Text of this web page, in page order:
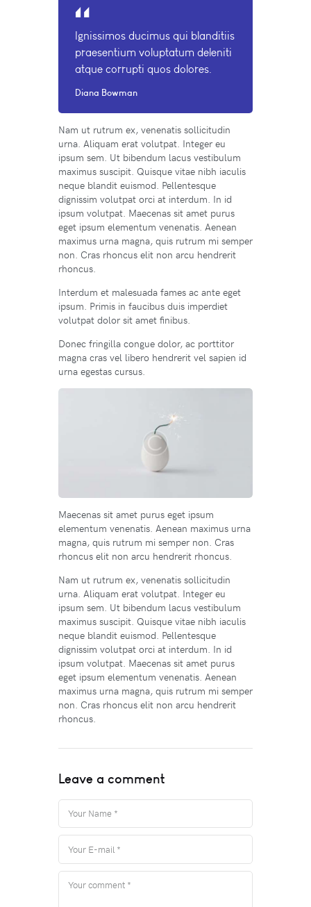
Ignissimos ducimus qui blanditiis
praesentium voluptatum deleniti
atque corrupti quos dolores.
Diana Bowman
Nam ut rutrum ex, venenatis sollicitudin
urna. Aliquam erat volutpat. Integer eu
ipsum sem. Ut bibendum lacus vestibulum
maximus suscipit. Quisque vitae nibh iaculis
neque blandit euismod. Pellentesque
dignissim volutpat orci at interdum. In id
ipsum volutpat. Maecenas sit amet purus
eget ipsum elementum venenatis. Aenean
maximus urna magna, quis rutrum mi semper
non. Cras rhoncus elit non arcu hendrerit
rhoncus.
Interdum et malesuada fames ac ante eget
ipsum. Primis in faucibus duis imperdiet
volutpat dolor sit amet finibus.
Donec fringilla congue dolor, ac porttitor
magna cras vel libero hendrerit vel sapien id
urna egestas cursus.
Maecenas sit amet purus eget ipsum
elementum venenatis. Aenean maximus urna
magna, quis rutrum mi semper non. Cras
rhoncus elit non arcu hendrerit rhoncus.
Nam ut rutrum ex, venenatis sollicitudin
urna. Aliquam erat volutpat. Integer eu
ipsum sem. Ut bibendum lacus vestibulum
maximus suscipit. Quisque vitae nibh iaculis
neque blandit euismod. Pellentesque
dignissim volutpat orci at interdum. In id
ipsum volutpat. Maecenas sit amet purus
eget ipsum elementum venenatis. Aenean
maximus urna magna, quis rutrum mi semper
non. Cras rhoncus elit non arcu hendrerit
rhoncus.
Leave a comment